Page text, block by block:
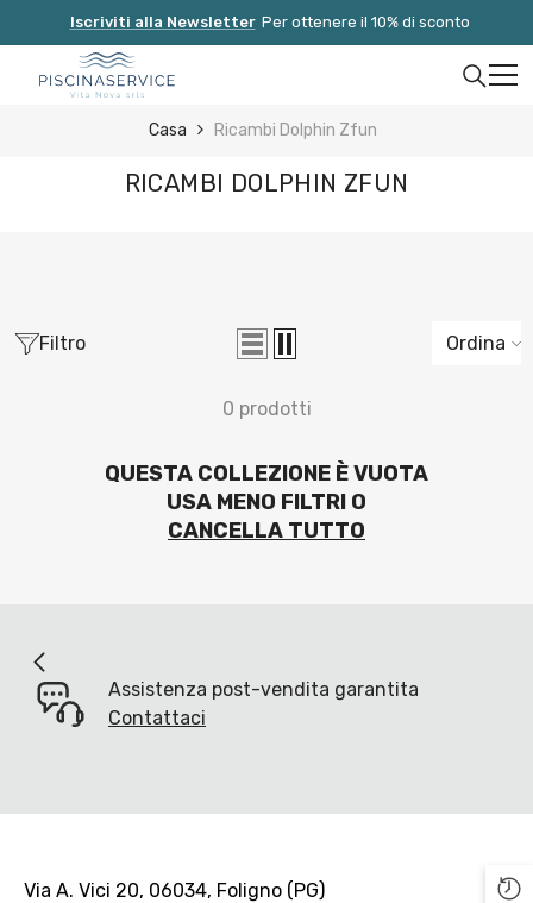
Vai Direttamente Ai ContenutiIscriviti alla Newsletter Per ottenere il 10% di sconto
Casa Ricambi Dolphin Zfun
RICAMBI DOLPHIN ZFUN
Filtro Ordina
0 prodotti
QUESTA COLLEZIONE È VUOTA
USA MENO FILTRI O
CANCELLA TUTTO
Assistenza post-vendita garantita
Contattaci
Via A. Vici 20, 06034, Foligno (PG)